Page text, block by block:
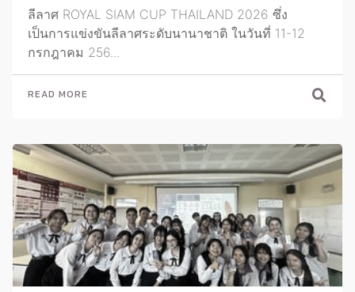
ลีลาศ ROYAL SIAM CUP THAILAND 2026 ซึ่ง
เป็นการแข่งขันลีลาศระดับนานาชาติ ในวันที่ 11-12
กรกฎาคม 256...
READ MORE